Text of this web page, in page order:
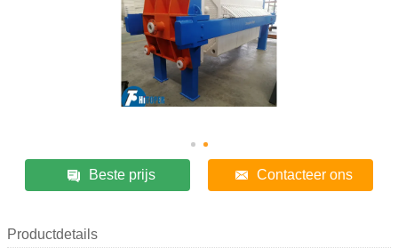
Beste prijs Contacteer ons
Productdetails